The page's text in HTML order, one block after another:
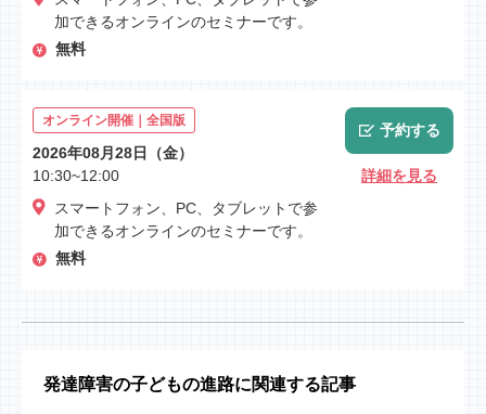
加できるオンラインのセミナーです。
無料
オンライン開催｜全国版
2026年08月28日（金）
10:30~12:00
スマートフォン、PC、タブレットで参
加できるオンラインのセミナーです。
無料
予約する
詳細を見る
発達障害の子どもの進路に関連する記事